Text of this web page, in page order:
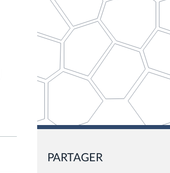
PARTAGER